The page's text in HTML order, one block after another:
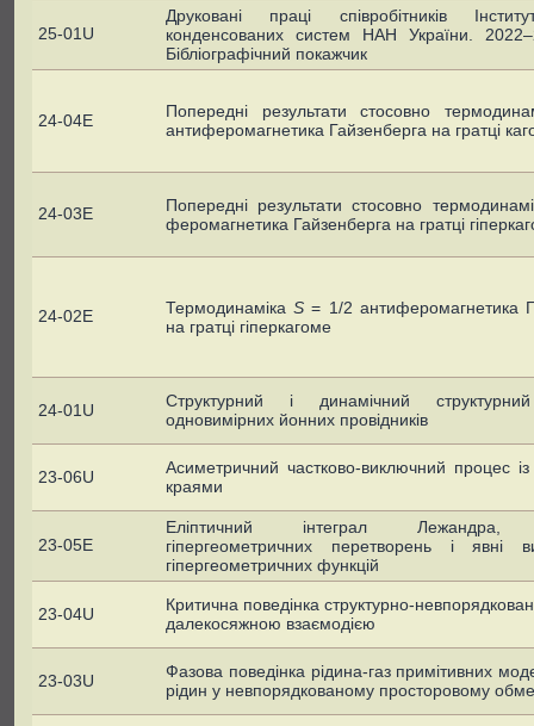
25-01U
Друковані праці співробітників
конденсованих систем НАН України.
Бібліографічний покажчик
24-04E
Попередні результати стосовно
антиферомагнетика Гайзенберга на гратці
24-03E
Попередні результати стосовно
феромагнетика Гайзенберга на гратці
24-02E ТермодинамікаS = 1/2 антиферомагнетика
на гратці гіперкагоме
24-01U
Структурний і динамічний
одновимірних йонних провідників
23-06U
Асиметричний частково-виключний процес із
краями
23-05E
Еліптичний інтеграл Лежандра,
гіпергеометричних перетворень і явні
гіпергеометричних функцій
23-04U
Критична поведінка структурно-
далекосяжною взаємодією
23-03U
Фазова поведінка рідина-газ примітивних
рідин у невпорядкованому просторовому